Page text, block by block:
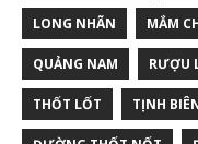
LONG NHÃN MẮM
QUẢNG NAM RƯỢU
THỐT LỐT TỊNH